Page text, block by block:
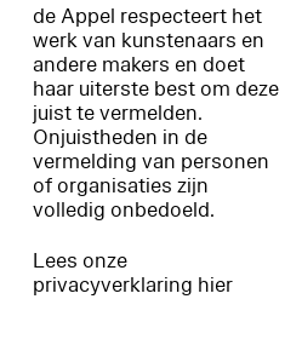
de Appel respecteert het
werk van kunstenaars en
andere makers en doet
haar uiterste best om deze
juist te vermelden.
Onjuistheden in de
vermelding van personen
of organisaties zijn
volledig onbedoeld.
Lees onze
privacyverklaring hier